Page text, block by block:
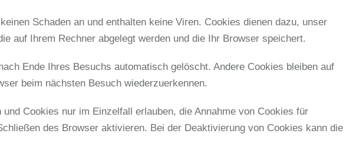
Schaden an und enthalten keine Viren. Cookies dienen dazu, unser
auf Ihrem Rechner abgelegt werden und die Ihr Browser speichert.
Ende Ihres Besuchs automatisch gelöscht. Andere Cookies bleiben auf
beim nächsten Besuch wiederzuerkennen.
Cookies nur im Einzelfall erlauben, die Annahme von Cookies für
des Browser aktivieren. Bei der Deaktivierung von Cookies kann die